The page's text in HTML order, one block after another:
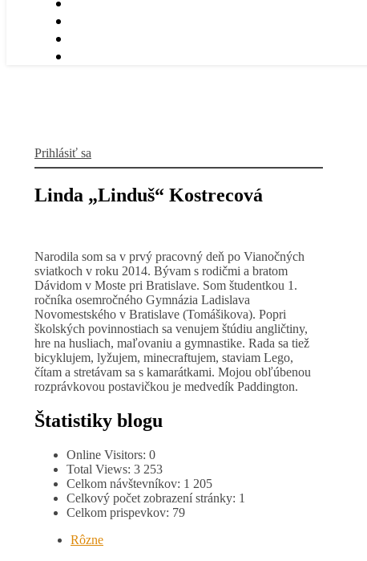
Prihlásiť sa
Linda „Linduš“ Kostrecová
Narodila som sa v prvý pracovný deň po Vianočných
sviatkoch v roku 2014. Bývam s rodičmi a bratom
Dávidom v Moste pri Bratislave. Som študentkou 1.
ročníka osemročného Gymnázia Ladislava
Novomestského v Bratislave (Tomášikova). Popri
školských povinnostiach sa venujem štúdiu angličtiny,
hre na husliach, maľovaniu a gymnastike. Rada sa tiež
bicyklujem, lyžujem, minecraftujem, staviam Lego,
čítam a stretávam sa s kamarátkami. Mojou obľúbenou
rozprávkovou postavičkou je medvedík Paddington.
Štatistiky blogu
Online Visitors: 0
Total Views: 3 253
Celkom návštevníkov: 1 205
Celkový počet zobrazení stránky: 1
Celkom prispevkov: 79
Rôzne